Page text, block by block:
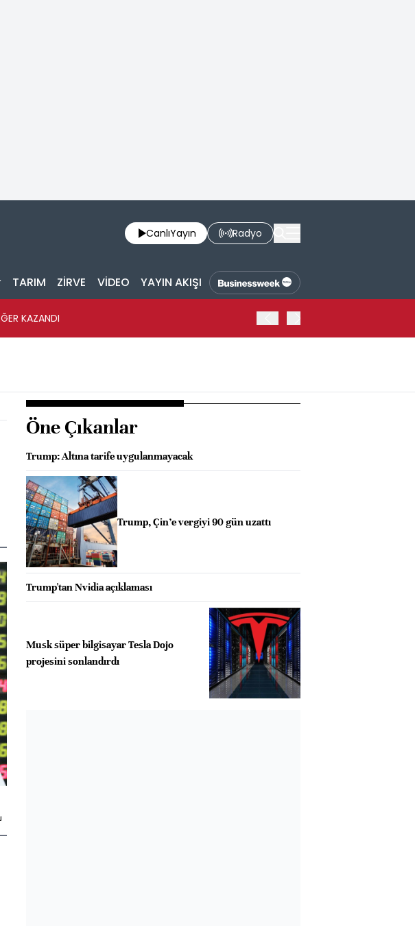
CanlıYayın Radyo
TARIM ZİRVE VİDEO YAYIN AKIŞI
KAZANDI
Öne Çıkanlar
Trump: Altına tarife uygulanmayacak
Trump, Çin’e vergiyi 90 gün uzattı
Trump'tan Nvidia açıklaması
Musk süper bilgisayar Tesla Dojo
projesini sonlandırdı